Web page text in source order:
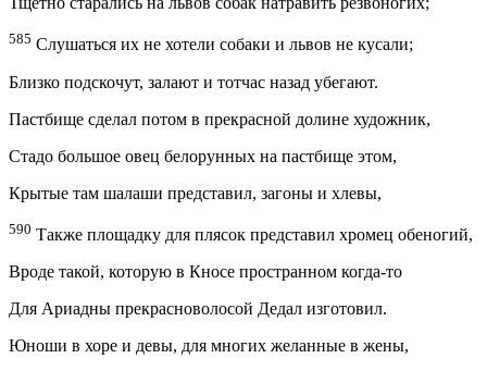
585 Слушаться их не хотели собаки и львов не кусали;
Близко подскочут, залают и тотчас назад убегают.
Пастбище сделал потом в прекрасной долине художник,
Стадо большое овец белорунных на пастбище этом,
Крытые там шалаши представил, загоны и хлевы,
590 Также площадку для плясок представил хромец обеногий,
Вроде такой, которую в Кносе пространном когда-то
Для Ариадны прекрасноволосой Дедал изготовил.
Юноши в хоре и девы, для многих желанные в жены,